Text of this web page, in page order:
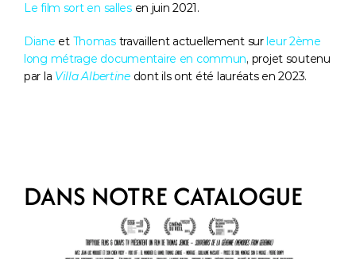
Le film sort en salles en juin 2021.
Diane et Thomas travaillent actuellement sur leur 2ème
long métrage documentaire en commun, projet soutenu
par la Villa Albertine dont ils ont été lauréats en 2023.
DANS NOTRE CATALOGUE